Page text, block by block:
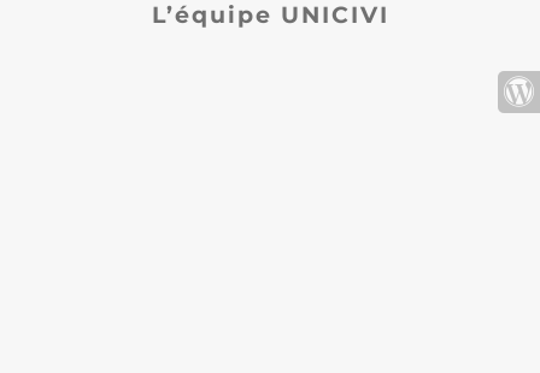
L’équipe UNICIVI